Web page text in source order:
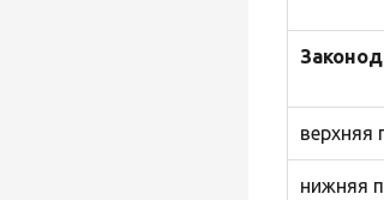
верхняя
нижняя